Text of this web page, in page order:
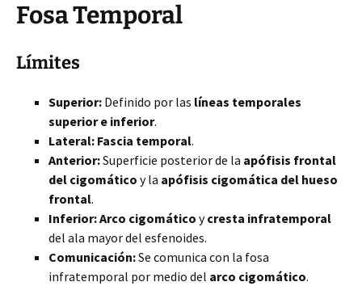
Fosa Temporal
Límites
Superior: Definido por las líneas temporales
superior e inferior.
Lateral: Fascia temporal.
Anterior:Superficie posterior de la apófisis frontal
del cigomático y la apófisis cigomática del hueso
frontal.
Inferior:Arco cigomático ycresta infratemporal
del ala mayor del esfenoides.
Comunicación:Se comunica con la fosa
infratemporal por medio del arco cigomático.